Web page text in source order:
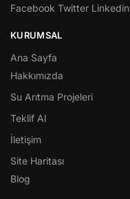
Facebook Twitter Linkedin
KURUMSAL
Ana Sayfa
Hakkımızda
Su Arıtma Projeleri
Teklif Al
İletişim
Site Haritası
Blog